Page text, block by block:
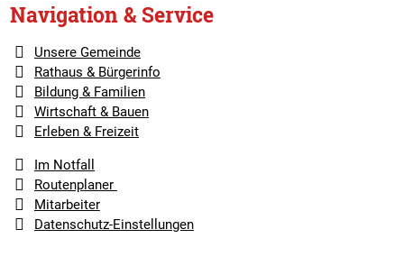
Navigation & Service
Unsere Gemeinde
Rathaus & Bürgerinfo
Bildung & Familien
Wirtschaft & Bauen
Erleben & Freizeit
Im Notfall
Routenplaner
Mitarbeiter
Datenschutz-Einstellungen